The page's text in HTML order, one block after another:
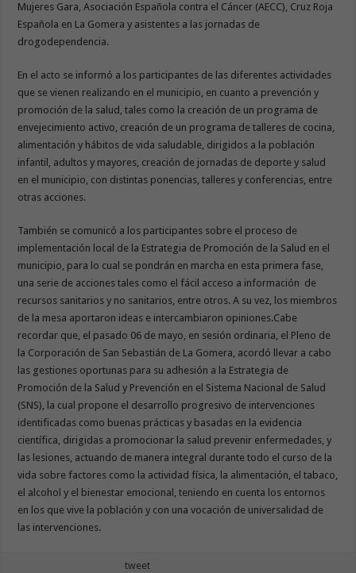
Mujeres Gara, Asociación Española contra el Cáncer (AECC), Cruz Roja
Española en La Gomera y asistentes a las jornadas de
drogodependencia.
En el acto se informó a los participantes de las diferentes actividades
que se vienen realizando en el municipio, en cuanto a prevención y
promoción de la salud, tales como la creación de un programa de
envejecimiento activo, creación de un programa de talleres de cocina,
alimentación y hábitos de vida saludable, dirigidos a la población
infantil, adultos y mayores, creación de jornadas de deporte y salud
en el municipio, con distintas ponencias, talleres y conferencias, entre
otras acciones.
También se comunicó a los participantes sobre el proceso de
implementación local de la Estrategia de Promoción de la Salud en el
municipio, para lo cual se pondrán en marcha en esta primera fase,
una serie de acciones tales como el fácil acceso a información de
recursos sanitarios y no sanitarios, entre otros. A su vez, los miembros
de la mesa aportaron ideas e intercambiaron opiniones.Cabe
recordar que, el pasado 06 de mayo, en sesión ordinaria, el Pleno de
la Corporación de San Sebastián de La Gomera, acordó llevar a cabo
las gestiones oportunas para su adhesión a la Estrategia de
Promoción de la Salud y Prevención en el Sistema Nacional de Salud
(SNS), la cual propone el desarrollo progresivo de intervenciones
identificadas como buenas prácticas y basadas en la evidencia
científica, dirigidas a promocionar la salud prevenir enfermedades, y
las lesiones, actuando de manera integral durante todo el curso de la
vida sobre factores como la actividad física, la alimentación, el tabaco,
el alcohol y el bienestar emocional, teniendo en cuenta los entornos
en los que vive la población y con una vocación de universalidad de
las intervenciones.
tweet